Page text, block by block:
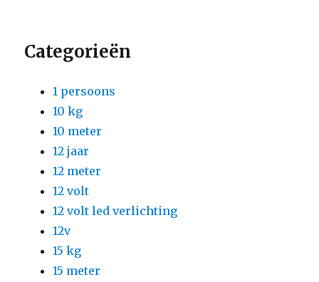
Categorieën
1 persoons
10 kg
10 meter
12 jaar
12 meter
12 volt
12 volt led verlichting
12v
15 kg
15 meter